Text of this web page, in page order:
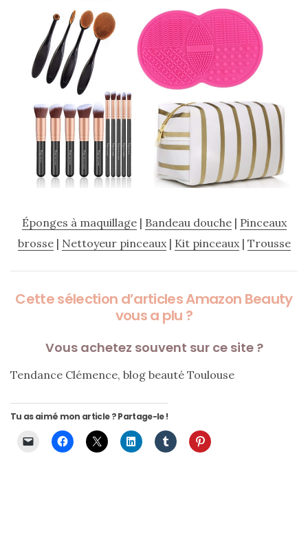
Éponges à maquillage| Bandeau douche| Pinceaux
brosse| Nettoyeur pinceaux| Kit pinceaux| Trousse
Cette sélection d’articles Amazon Beauty
vous a plu ?
Vous achetez souvent sur ce site ?
Tendance Clémence, blog beauté Toulouse
Tu as aimé mon article ? Partage-le !